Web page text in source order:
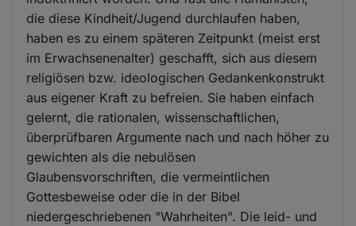
die diese Kindheit/Jugend durchlaufen haben,
haben es zu einem späteren Zeitpunkt (meist erst
im Erwachsenenalter) geschafft, sich aus diesem
religiösen bzw. ideologischen Gedankenkonstrukt
aus eigener Kraft zu befreien. Sie haben einfach
gelernt, die rationalen, wissenschaftlichen,
überprüfbaren Argumente nach und nach höher zu
gewichten als die nebulösen
Glaubensvorschriften, die vermeintlichen
Gottesbeweise oder die in der Bibel
niedergeschriebenen "Wahrheiten". Die leid- und